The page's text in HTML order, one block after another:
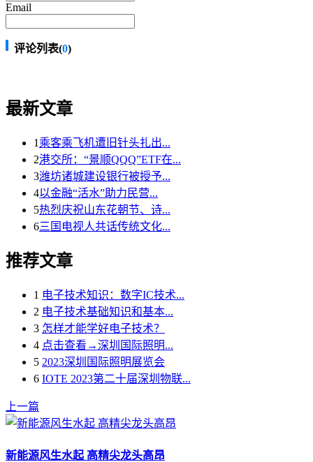
Email
评论列表(0)
最新文章
1 乘客乘飞机遭旧针头扎出...
2港交所：“景顺QQQ”ETF在...
3潍坊诸城建设银行被授予...
4以金融“活水”助力民营...
5热烈庆祝山东花朝节、诗...
6三国电视人共话传统文化...
推荐文章
1 电子技术知识：数字IC技术...
2 电子技术基础知识和基本...
3 怎样才能学好电子技术？
4 点击查看→深圳国际照明...
5 2023深圳国际照明展览会
6 IOTE 2023第二十届深圳物联...
上一篇
新能源风生水起 高精尖龙头高昂